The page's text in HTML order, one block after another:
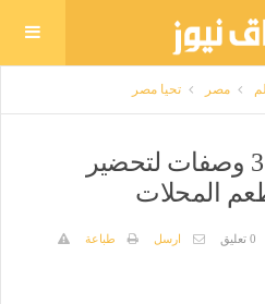
مصر تحيا مصر
بعد الفتة واللحمة.. 3 وصفات لتحضير
المحلات
0 تعليق ارسل
طباعة